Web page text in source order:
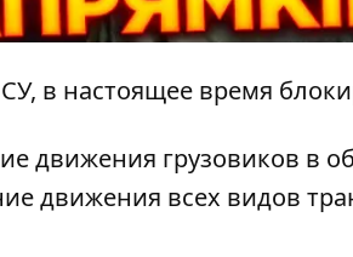
в настоящее время
движения грузовиков в
движения всех видов